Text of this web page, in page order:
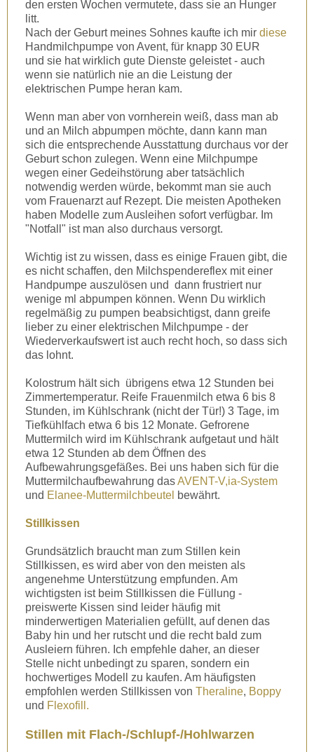
den ersten Wochen vermutete, dass sie an Hunger
litt.
Nach der Geburt meines Sohnes kaufte ich mir diese
Handmilchpumpe von Avent, für knapp 30 EUR
und sie hat wirklich gute Dienste geleistet - auch
wenn sie natürlich nie an die Leistung der
elektrischen Pumpe heran kam.
Wenn man aber von vornherein weiß, dass man ab
und an Milch abpumpen möchte, dann kann man
sich die entsprechende Ausstattung durchaus vor der
Geburt schon zulegen. Wenn eine Milchpumpe
wegen einer Gedeihstörung aber tatsächlich
notwendig werden würde, bekommt man sie auch
vom Frauenarzt auf Rezept. Die meisten Apotheken
haben Modelle zum Ausleihen sofort verfügbar. Im
"Notfall" ist man also durchaus versorgt.
Wichtig ist zu wissen, dass es einige Frauen gibt, die
es nicht schaffen, den Milchspendereflex mit einer
Handpumpe auszulösen und dann frustriert nur
wenige ml abpumpen können. Wenn Du wirklich
regelmäßig zu pumpen beabsichtigst, dann greife
lieber zu einer elektrischen Milchpumpe - der
Wiederverkaufswert ist auch recht hoch, so dass sich
das lohnt.
Kolostrum hält sich übrigens etwa 12 Stunden bei
Zimmertemperatur. Reife Frauenmilch etwa 6 bis 8
Stunden, im Kühlschrank (nicht der Tür!) 3 Tage, im
Tiefkühlfach etwa 6 bis 12 Monate. Gefrorene
Muttermilch wird im Kühlschrank aufgetaut und hält
etwa 12 Stunden ab dem Öffnen des
Aufbewahrungsgefäßes. Bei uns haben sich für die
Muttermilchaufbewahrung dasAVENT-V,ia-System
und Elanee-Muttermilchbeutel bewährt.
Stillkissen
Grundsätzlich braucht man zum Stillen kein
Stillkissen, es wird aber von den meisten als
angenehme Unterstützung empfunden. Am
wichtigsten ist beim Stillkissen die Füllung -
preiswerte Kissen sind leider häufig mit
minderwertigen Materialien gefüllt, auf denen das
Baby hin und her rutscht und die recht bald zum
Ausleiern führen. Ich empfehle daher, an dieser
Stelle nicht unbedingt zu sparen, sondern ein
hochwertiges Modell zu kaufen. Am häufigsten
empfohlen werden Stillkissen von Theraline, Boppy
und Flexofill.
Stillen mit Flach-/Schlupf-/Hohlwarzen